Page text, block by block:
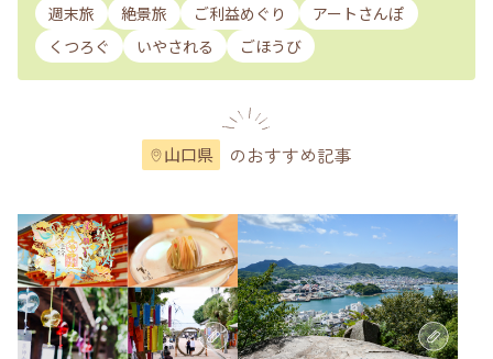
週末旅 絶景旅 ご利益めぐり
アートさんぽ
くつろぐ
いやされる ごほうび
山口県 のおすすめ記事